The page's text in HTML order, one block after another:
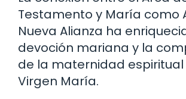
Testamento y María como
Nueva Alianza ha
devoción mariana y la
de la maternidad espiritual
Virgen María.